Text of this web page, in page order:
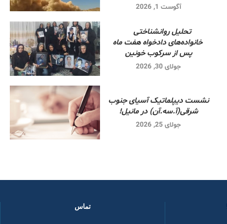
آگوست 1, 2026
تحلیل روانشناختی
خانواده‌های دادخواه هفت ماه
پس از سرکوب خونین
جولای 30, 2026
نشست دیپلماتیک آسیای جنوب
شرقی‌(آ.سه.آن) در مانیل!
جولای 25, 2026
تماس